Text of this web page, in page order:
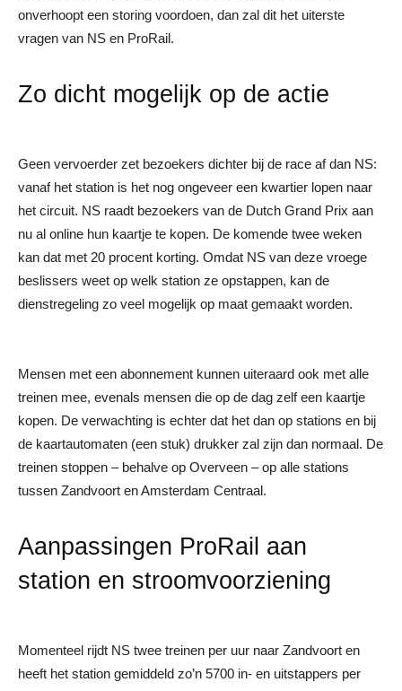
onverhoopt een storing voordoen, dan zal dit het uiterste
vragen van NS en ProRail.
Zo dicht mogelijk op de actie
Geen vervoerder zet bezoekers dichter bij de race af dan NS:
vanaf het station is het nog ongeveer een kwartier lopen naar
het circuit. NS raadt bezoekers van de Dutch Grand Prix aan
nu al online hun kaartje te kopen. De komende twee weken
kan dat met 20 procent korting. Omdat NS van deze vroege
beslissers weet op welk station ze opstappen, kan de
dienstregeling zo veel mogelijk op maat gemaakt worden.
Mensen met een abonnement kunnen uiteraard ook met alle
treinen mee, evenals mensen die op de dag zelf een kaartje
kopen. De verwachting is echter dat het dan op stations en bij
de kaartautomaten (een stuk) drukker zal zijn dan normaal. De
treinen stoppen – behalve op Overveen – op alle stations
tussen Zandvoort en Amsterdam Centraal.
Aanpassingen ProRail aan
station en stroomvoorziening
Momenteel rijdt NS twee treinen per uur naar Zandvoort en
heeft het station gemiddeld zo’n 5700 in- en uitstappers per